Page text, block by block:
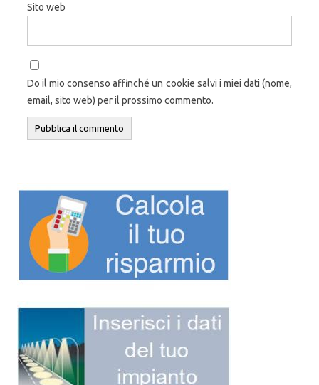
Sito web
Do il mio consenso affinché un cookie salvi i miei dati (nome,
email, sito web) per il prossimo commento.